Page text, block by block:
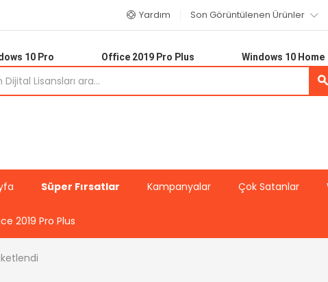
Yardım Son Görüntülenen Ürünler
10 Pro Office 2019 Pro Plus Windows 10 Home
Süper Fırsatlar Kampanyalar Çok Satanlar
2019 Pro Plus